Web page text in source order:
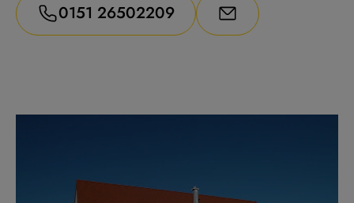
0151 26502209